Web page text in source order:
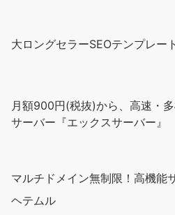
大ロングセラーSEOテンプレー
月額900円(税抜)から、高速・
サーバー『エックスサーバー』
マルチドメイン無制限！高機能
ヘテムル